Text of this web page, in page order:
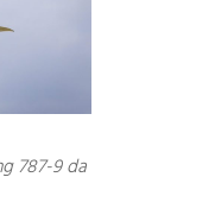
787-9 da